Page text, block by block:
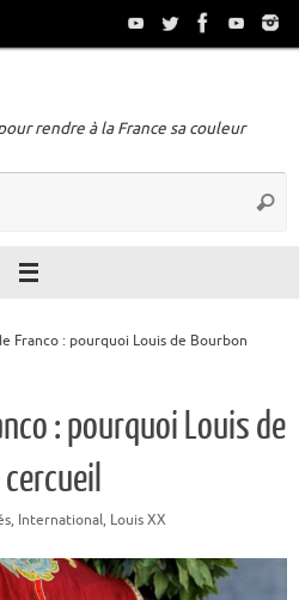
rendre à la France sa couleur
Franco : pourquoi Louis de Bourbon
: pourquoi Louis de
, International, Louis XX